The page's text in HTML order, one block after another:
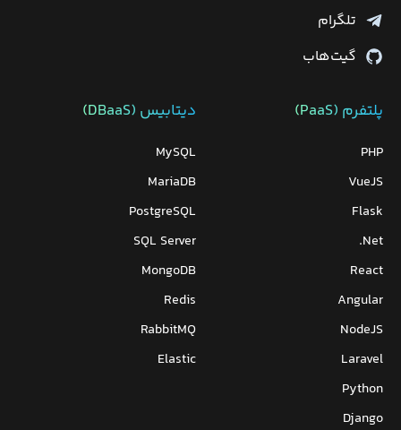
تلگرام
گیت‌هاب
پلتفرم (PaaS)
PHP
VueJS
Flask
Net.
React
Angular
NodeJS
Laravel
Python
Django
دیتابیس‌ (DBaaS)
MySQL
MariaDB
PostgreSQL
SQL Server
MongoDB
Redis
RabbitMQ
Elastic